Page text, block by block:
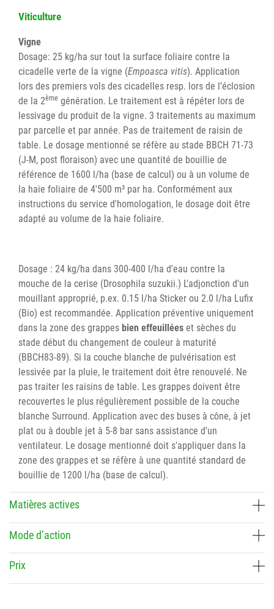
Viticulture
Vigne
Dosage: 25 kg/ha sur tout la surface foliaire contre la
cicadelle verte de la vigne (Empoasca vitis). Application
lors des premiers vols des cicadelles resp. lors de l’éclosion
de la 2ème génération. Le traitement est à répéter lors de
lessivage du produit de la vigne. 3 traitements au maximum
par parcelle et par année. Pas de traitement de raisin de
table. Le dosage mentionné se réfère au stade BBCH 71-73
(J-M, post floraison) avec une quantité de bouillie de
référence de 1600 l/ha (base de calcul) ou à un volume de
la haie foliaire de 4'500 m³ par ha. Conformément aux
instructions du service d'homologation, le dosage doit être
adapté au volume de la haie foliaire.
Dosage : 24 kg/ha dans 300-400 l/ha d'eau contre la
mouche de la cerise (Drosophila suzukii.) L'adjonction d'un
mouillant approprié, p.ex. 0.15 l/ha Sticker ou 2.0 l/ha Lufix
(Bio) est recommandée. Application préventive uniquement
dans la zone des grappes bien effeuillées et sèches du
stade début du changement de couleur à maturité
(BBCH83-89). Si la couche blanche de pulvérisation est
lessivée par la pluie, le traitement doit être renouvelé. Ne
pas traiter les raisins de table. Les grappes doivent être
recouvertes le plus régulièrement possible de la couche
blanche Surround. Application avec des buses à cône, à jet
plat ou à double jet à 5-8 bar sans assistance d'un
ventilateur. Le dosage mentionné doit s'appliquer dans la
zone des grappes et se réfère à une quantité standard de
bouillie de 1200 l/ha (base de calcul).
Matières actives
Mode d’action
Prix